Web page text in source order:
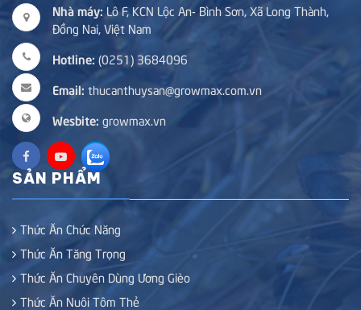
Nhà máy: Lô F, KCN Lộc An- Bình Sơn, Xã Long Thành,
Đồng Nai, Việt Nam
Hotline: (0251) 3684096
Email: thucanthuysan@growmax.com.vn
Wesbite: growmax.vn
SẢN PHẨM
Thức Ăn Chức Năng
Thức Ăn Tăng Trọng
Thức Ăn Chuyên Dùng Ương Gièo
Thức Ăn Nuôi Tôm Thẻ